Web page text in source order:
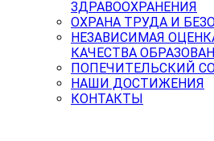
ЗДРАВООХРАНЕНИЯ
ОХРАНА ТРУДА И
НЕЗАВИСИМАЯ
КАЧЕСТВА
ПОПЕЧИТЕЛЬСКИЙ
НАШИ ДОСТИЖЕНИЯ
КОНТАКТЫ